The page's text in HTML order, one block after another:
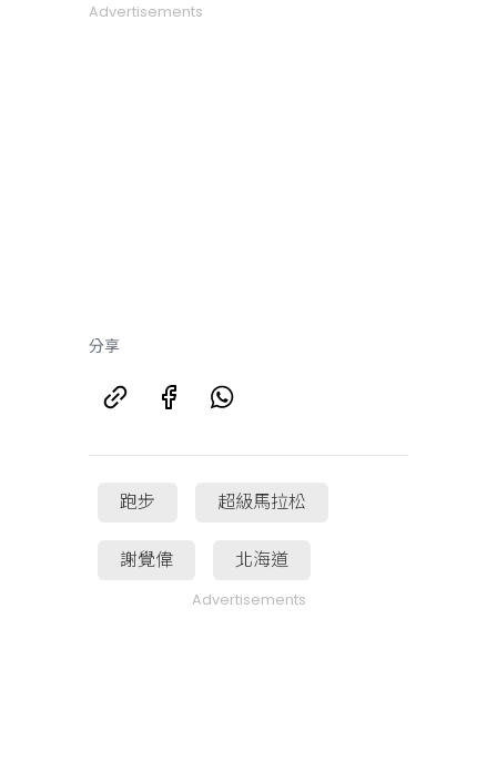
Advertisements
分享
跑步 超級馬拉松
謝覺偉 北海道
Advertisements